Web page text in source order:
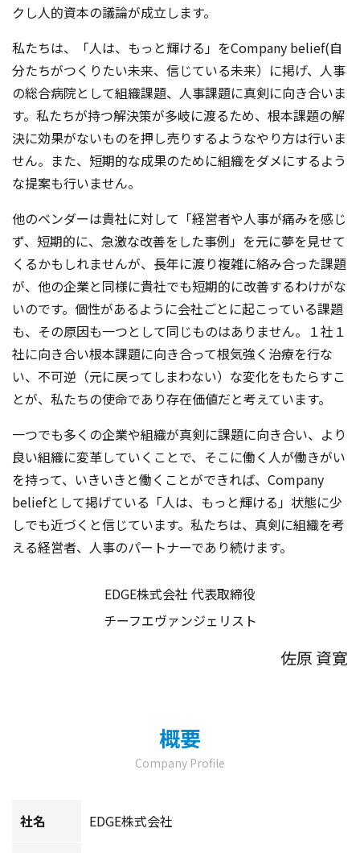
クし人的資本の議論が成立します。
私たちは、「人は、もっと輝ける」をCompany belief(自
分たちがつくりたい未来、信じている未来）に掲げ、人事
の総合病院として組織課題、人事課題に真剣に向き合いま
す。私たちが持つ解決策が多岐に渡るため、根本課題の解
決に効果がないものを押し売りするようなやり方は行いま
せん。また、短期的な成果のために組織をダメにするよう
な提案も行いません。
他のベンダーは貴社に対して「経営者や人事が痛みを感じ
ず、短期的に、急激な改善をした事例」を元に夢を見せて
くるかもしれませんが、長年に渡り複雑に絡み合った課題
が、他の企業と同様に貴社でも短期的に改善するわけがな
いのです。個性があるように会社ごとに起こっている課題
も、その原因も一つとして同じものはありません。１社１
社に向き合い根本課題に向き合って根気強く治療を行な
い、不可逆（元に戻ってしまわない）な変化をもたらすこ
とが、私たちの使命であり存在価値だと考えています。
一つでも多くの企業や組織が真剣に課題に向き合い、より
良い組織に変革していくことで、そこに働く人が働きがい
を持って、いきいきと働くことができれば、Company
beliefとして掲げている「人は、もっと輝ける」状態に少
しでも近づくと信じています。私たちは、真剣に組織を考
える経営者、人事のパートナーであり続けます。
EDGE株式会社 代表取締役
チーフエヴァンジェリスト
佐原 資寛
概要
Company Profile
社名 EDGE株式会社